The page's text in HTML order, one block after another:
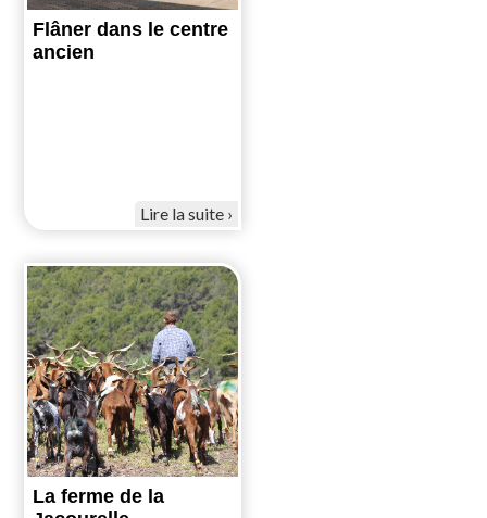
Flâner dans le centre
ancien
Lire la suite
La ferme de la